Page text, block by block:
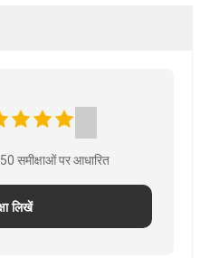
समीक्षाओं पर आधारित
लिखें